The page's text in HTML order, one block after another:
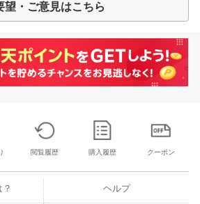
望・ご意見はこちら
閲覧履歴 購入履歴 クーポン
ヘルプ